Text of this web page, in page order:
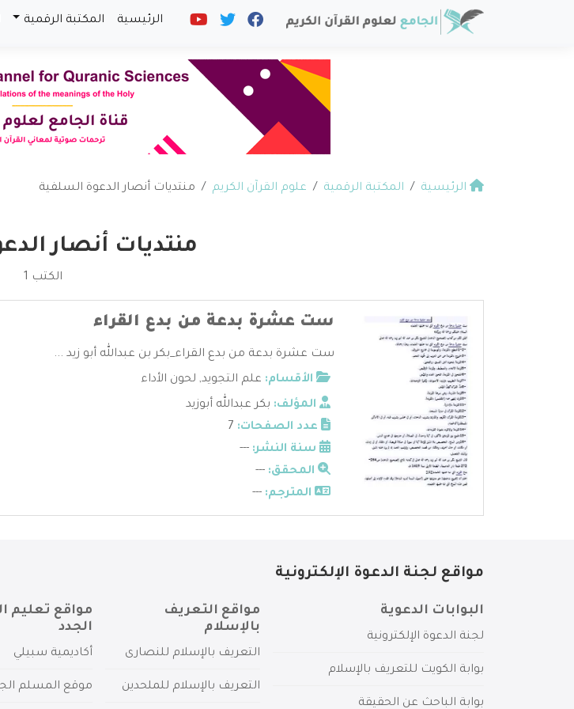
الرئيسية المكتبة الرقمية
الرئيسية المكتبة الرقمية علوم القرآن الكريم منتديات أنصار الدعوة السلفية
منتديات أنصار
الكتب 1
ست عشرة بدعة من بدع القراء
ست عشرة بدعة من بدع القراء_بكر بن عبدالله أبو زيد ...
الأقسام: علم التجويد, لحون الأداء
المؤلف: بكر عبدالله أبوزيد
عدد الصفحات:
سنة النشر: ---
المحقق: ---
المترجم: ---
مواقع لجنة الدعوة الإلكترونية
البوابات الدعوية
لجنة الدعوة الإلكترونية
بوابة الكويت للتعريف بالإسلام
بوابة الباحث عن الحقيقة
مواقع التعريف
بالإسلام
التعريف بالإسلام للنصارى
التعريف بالإسلام للملحدين
مواقع تعليم
الجدد
أكاديمية سبيلي
موقع المسلم